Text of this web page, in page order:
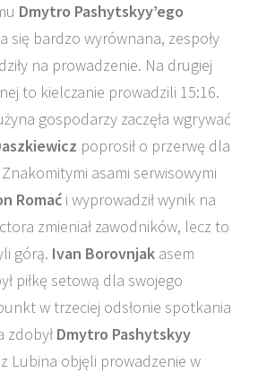
Dmytro Pashytskyy’ego
się bardzo wyrównana, zespoły
na prowadzenie. Na drugiej
to kielczanie prowadzili 15:16.
gospodarzy zaczęła wgrywać
poprosił o przerwę dla
asami serwisowymi
Romać i wyprowadził wynik na
zmieniał zawodników, lecz to
górą. Ivan Borovnjak asem
piłkę setową dla swojego
w trzeciej odsłonie spotkania
zdobył Dmytro Pashytskyy
Lubina objęli prowadzenie w